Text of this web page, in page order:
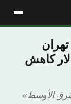
هر بشکه نفت را ۱۰ دلار کاهش
الأوسط»